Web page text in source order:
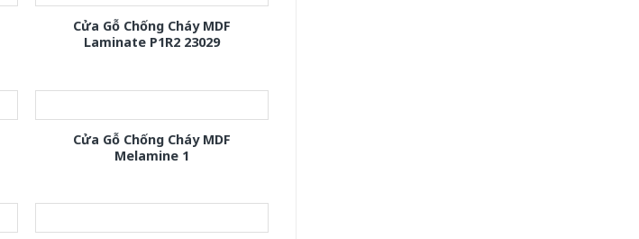
Cửa Gỗ Chống Cháy MDF
Laminate P1R2 23029
Cửa Gỗ Chống Cháy MDF
Melamine 1